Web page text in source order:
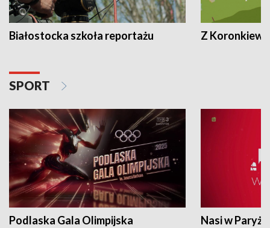
Białostocka szkoła reportażu Z
SPORT
Podlaska Gala Olimpijska Nasi w Paryżu